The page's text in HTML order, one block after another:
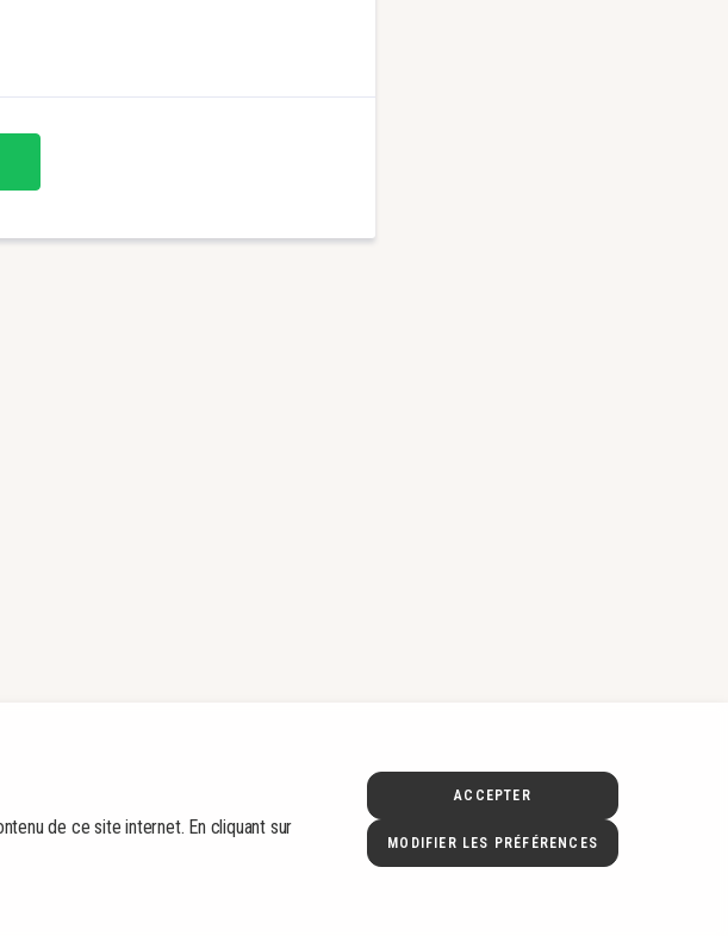
de ce site internet. En cliquant sur
ACCEPTER
MODIFIER LES PRÉFÉRENCES